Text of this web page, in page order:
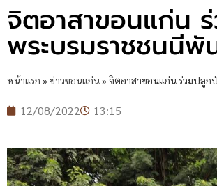
จิตอาสาขอนแก่น
พระบรมราชชนนี
หน้าแรก »ข่าวขอนแก่น»จิตอาสาขอนแก่น ร่วมปลูก
12/08/2022 13:15